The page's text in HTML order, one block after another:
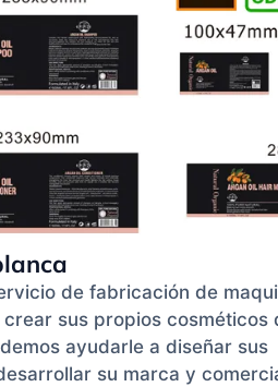
de fabricación de
sus propios cosméticos
ayudarle a diseñar sus
su marca y